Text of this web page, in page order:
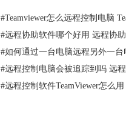
#Teamviewer怎么远程控制电脑
#远程协助软件哪个好用 远程协
#如何通过一台电脑远程另外一
#远程控制电脑会被追踪到吗 远
#远程控制软件TeamViewer怎么